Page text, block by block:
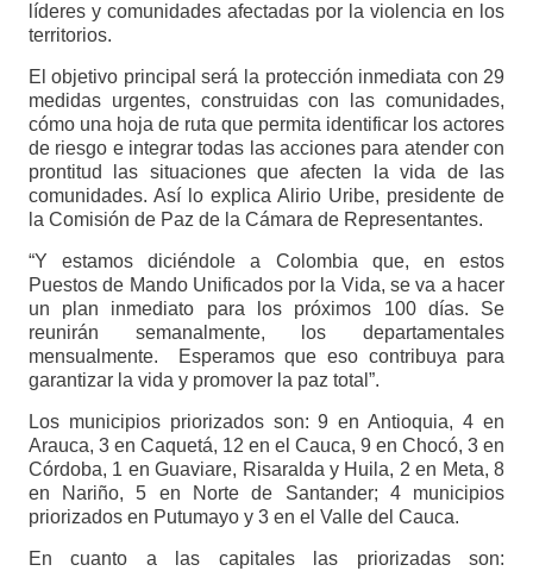
líderes y comunidades afectadas por la violencia en los
territorios.
El objetivo principal será la protección inmediata con 29
medidas urgentes, construidas con las comunidades,
cómo una hoja de ruta que permita identificar los actores
de riesgo e integrar todas las acciones para atender con
prontitud las situaciones que afecten la vida de las
comunidades. Así lo explica Alirio Uribe, presidente de
la Comisión de Paz de la Cámara de Representantes.
“Y estamos diciéndole a Colombia que, en estos
Puestos de Mando Unificados por la Vida, se va a hacer
un plan inmediato para los próximos 100 días. Se
reunirán semanalmente, los departamentales
mensualmente. Esperamos que eso contribuya para
garantizar la vida y promover la paz total”.
Los municipios priorizados son: 9 en Antioquia, 4 en
Arauca, 3 en Caquetá, 12 en el Cauca, 9 en Chocó, 3 en
Córdoba, 1 en Guaviare, Risaralda y Huila, 2 en Meta, 8
en Nariño, 5 en Norte de Santander; 4 municipios
priorizados en Putumayo y 3 en el Valle del Cauca.
En cuanto a las capitales las priorizadas son: